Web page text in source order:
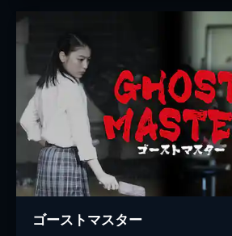
ゴーストマスター